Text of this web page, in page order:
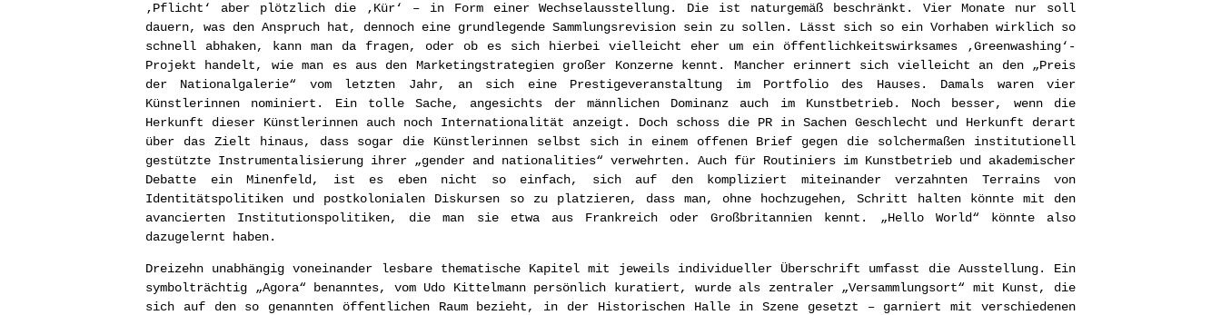
‚Pflicht‘ aber plötzlich die ‚Kür‘ – in Form einer Wechselausstellung. Die ist naturgemäß beschränkt. Vier Monate nur soll
dauern, was den Anspruch hat, dennoch eine grundlegende Sammlungsrevision sein zu sollen. Lässt sich so ein Vorhaben wirklich so
schnell abhaken, kann man da fragen, oder ob es sich hierbei vielleicht eher um ein öffentlichkeitswirksames ‚Greenwashing‘-
Projekt handelt, wie man es aus den Marketingstrategien großer Konzerne kennt. Mancher erinnert sich vielleicht an den „Preis
der Nationalgalerie“ vom letzten Jahr, an sich eine Prestigeveranstaltung im Portfolio des Hauses. Damals waren vier
Künstlerinnen nominiert. Ein tolle Sache, angesichts der männlichen Dominanz auch im Kunstbetrieb. Noch besser, wenn die
Herkunft dieser Künstlerinnen auch noch Internationalität anzeigt. Doch schoss die PR in Sachen Geschlecht und Herkunft derart
über das Zielt hinaus, dass sogar die Künstlerinnen selbst sich in einem offenen Brief gegen die solchermaßen institutionell
gestützte Instrumentalisierung ihrer „gender and nationalities“ verwehrten. Auch für Routiniers im Kunstbetrieb und akademischer
Debatte ein Minenfeld, ist es eben nicht so einfach, sich auf den kompliziert miteinander verzahnten Terrains von
Identitätspolitiken und postkolonialen Diskursen so zu platzieren, dass man, ohne hochzugehen, Schritt halten könnte mit den
avancierten Institutionspolitiken, die man sie etwa aus Frankreich oder Großbritannien kennt. „Hello World“ könnte also
dazugelernt haben.
Dreizehn unabhängig voneinander lesbare thematische Kapitel mit jeweils individueller Überschrift umfasst die Ausstellung. Ein
symbolträchtig „Agora“ benanntes, vom Udo Kittelmann persönlich kuratiert, wurde als zentraler „Versammlungsort“ mit Kunst, die
sich auf den so genannten öffentlichen Raum bezieht, in der Historischen Halle in Szene gesetzt – garniert mit verschiedenen